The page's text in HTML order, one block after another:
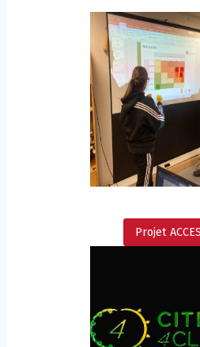
Projet